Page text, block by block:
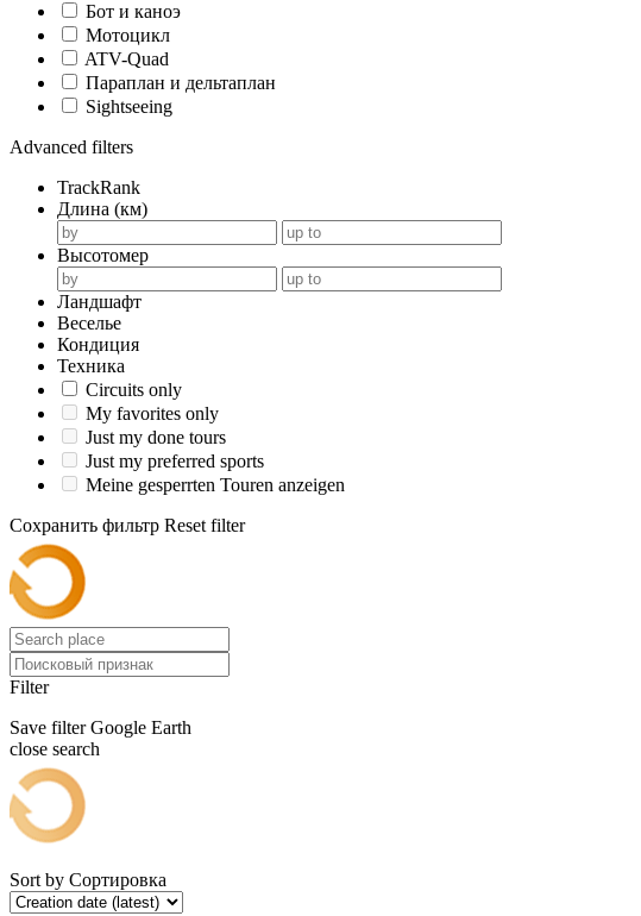
Бот и каноэ
Мотоцикл
ATV-Quad
Параплан и дельтаплан
Sightseeing
Advanced filters
TrackRank
Длина (км)
Высотомер
Ландшафт
Веселье
Кондиция
Техника
Circuits only
My favorites only
Just my done tours
Just my preferred sports
Meine gesperrten Touren anzeigen
Сохранить фильтр Reset filter
Filter
Save filter Google Earth
close search
Sort by Сортировка